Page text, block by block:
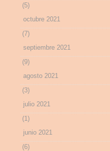
(5)
octubre 2021
(7)
septiembre 2021
(9)
agosto 2021
(3)
julio 2021
(1)
junio 2021
(6)